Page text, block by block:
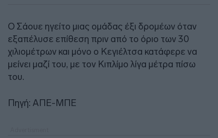
Ο Σάουε ηγείτο μιας ομάδας έξι δρομέων όταν
εξαπέλυσε επίθεση πριν από το όριο των 30
χιλιομέτρων και μόνο ο Κεγιέλτσα κατάφερε να
μείνει μαζί του, με τον Κιπλίμο λίγα μέτρα πίσω
του.
Πηγή: ΑΠΕ-ΜΠΕ